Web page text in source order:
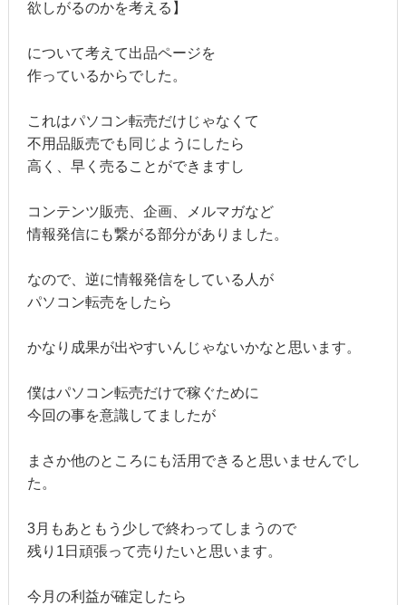
欲しがるのかを考える】
について考えて出品ページを
作っているからでした。
これはパソコン転売だけじゃなくて
不用品販売でも同じようにしたら
高く、早く売ることができますし
コンテンツ販売、企画、メルマガなど
情報発信にも繋がる部分がありました。
なので、逆に情報発信をしている人が
パソコン転売をしたら
かなり成果が出やすいんじゃないかなと思います。
僕はパソコン転売だけで稼ぐために
今回の事を意識してましたが
まさか他のところにも活用できると思いませんでし
た。
3月もあともう少しで終わってしまうので
残り1日頑張って売りたいと思います。
今月の利益が確定したら